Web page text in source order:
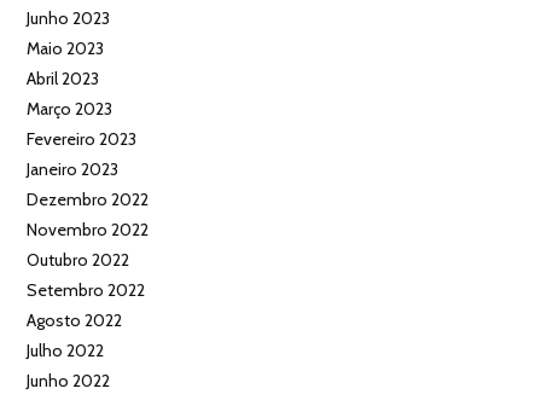
Junho 2023
Maio 2023
Abril 2023
Março 2023
Fevereiro 2023
Janeiro 2023
Dezembro 2022
Novembro 2022
Outubro 2022
Setembro 2022
Agosto 2022
Julho 2022
Junho 2022